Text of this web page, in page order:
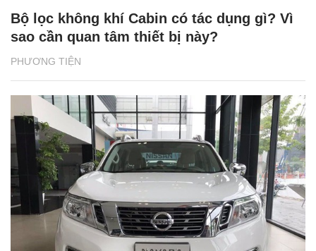
PHƯƠNG TIỆN
Bộ lọc không khí Cabin có tác dụng gì? Vì
sao cần quan tâm thiết bị này?